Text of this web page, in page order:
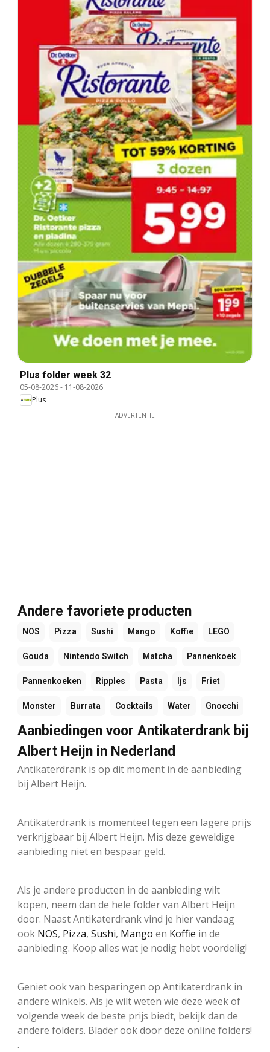
Plus folder week 32
05-08-2026- 11-08-2026
Plus
ADVERTENTIE
Andere favoriete producten
NOS Pizza Sushi Mango Koffie LEGO
Gouda Nintendo Switch Matcha Pannenkoek
Pannenkoeken Ripples Pasta Ijs Friet
Monster Burrata Cocktails Water Gnocchi
Aanbiedingen voor Antikaterdrank bij
Albert Heijn in Nederland
Antikaterdrank is op dit moment in de aanbieding
bij Albert Heijn.
Antikaterdrank is momenteel tegen een lagere prijs
verkrijgbaar bij Albert Heijn. Mis deze geweldige
aanbieding niet en bespaar geld.
Als je andere producten in de aanbieding wilt
kopen, neem dan de hele folder van Albert Heijn
door. Naast Antikaterdrank vind je hier vandaag
ook NOS, Pizza, Sushi, Mango en Koffie in de
aanbieding. Koop alles wat je nodig hebt voordelig!
Geniet ook van besparingen op Antikaterdrank in
andere winkels. Als je wilt weten wie deze week of
volgende week de beste prijs biedt, bekijk dan de
andere folders. Blader ook door deze online folders!
.